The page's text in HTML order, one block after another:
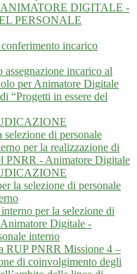
ANIMATORE DIGITALE -
PERSONALE
incarico
incarico al
per Animatore Digitale
“Progetti in essere del
di personale
per la realizzazione di
PNRR - Animatore Digitale
la selezione di personale
per la selezione di
Digitale -
interno
RUP PNRR Missione 4 –
di coinvolgimento degli